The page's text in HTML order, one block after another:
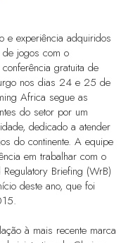
e experiência adquiridos
de jogos com o
gratuita de
nos dias 24 e 25 de
Africa segue as
do setor por um
dedicado a atender
do continente. A equipe
em trabalhar com o
Briefing (WrB)
deste ano, que foi
à mais recente marca